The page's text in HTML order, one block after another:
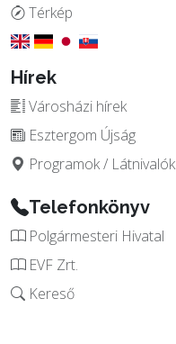
Térkép
Hírek
Városházi hírek
Esztergom Újság
Programok / Látnivalók
Telefonkönyv
Polgármesteri Hivatal
EVF Zrt.
Kereső